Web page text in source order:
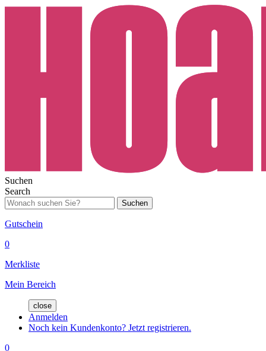
Suchen
Search
Suchen
Gutschein
0
Merkliste
Mein Bereich
close
Anmelden
Noch kein Kundenkonto? Jetzt registrieren.
0